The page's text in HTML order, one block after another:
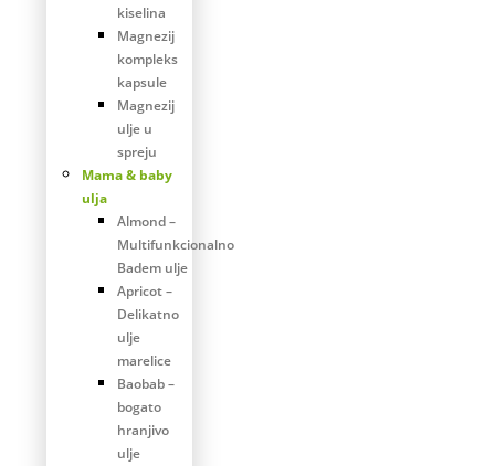
kiselina
Magnezij
kompleks
kapsule
Magnezij
ulje u
spreju
Mama & baby
ulja
Almond –
Multifunkcionalno
Badem ulje
Apricot –
Delikatno
ulje
marelice
Baobab –
bogato
hranjivo
ulje